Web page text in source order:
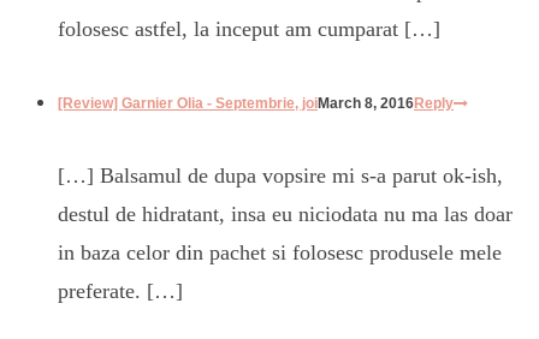
folosesc astfel, la inceput am cumparat […]
[Review] Garnier Olia - Septembrie, joiMarch 8, 2016Reply
[…] Balsamul de dupa vopsire mi s-a parut ok-ish,
destul de hidratant, insa eu niciodata nu ma las doar
in baza celor din pachet si folosesc produsele mele
preferate. […]